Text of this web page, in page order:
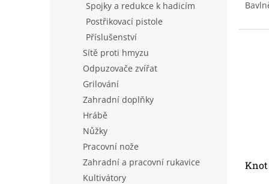
Spojky a redukce k hadicím
Postřikovací pistole
Příslušenství
Sítě proti hmyzu
Odpuzovače zvířat
Grilování
Zahradní doplňky
Hrábě
Nůžky
Pracovní nože
Zahradní a pracovní rukavice
Kultivátory
Knot